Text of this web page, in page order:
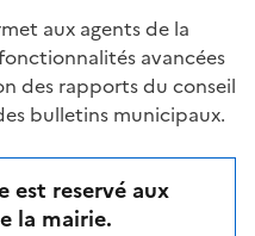
aux agents de la
avancées
des rapports du conseil
bulletins municipaux.
est reservé aux
la mairie.